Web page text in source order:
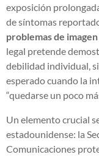
exposición
de síntomas
problemas de
legal pretende
debilidad individual,
esperado cuando la
“quedarse un poco
Un elemento crucial
estadounidense: la
Comunicaciones